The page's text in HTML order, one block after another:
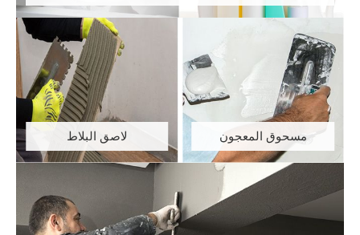
مسحوق المعجون لاصق البلاط